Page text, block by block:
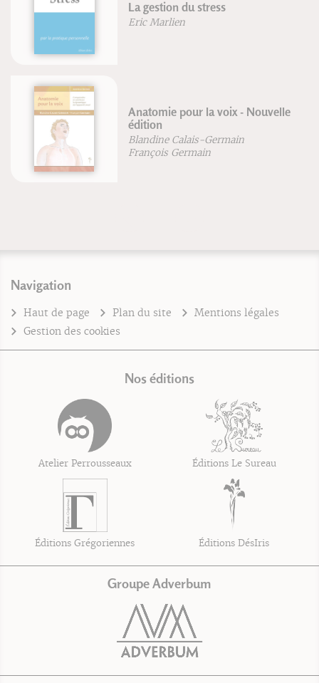
La gestion du stress
Eric Marlien
Anatomie pour la voix - Nouvelle
édition
Blandine Calais-Germain
François Germain
Navigation
Haut de page Plan du site
Mentions légales
Gestion des cookies
Nos éditions
Atelier Perrousseaux Éditions Le Sureau
Éditions Grégoriennes Éditions DésIris
Groupe Adverbum